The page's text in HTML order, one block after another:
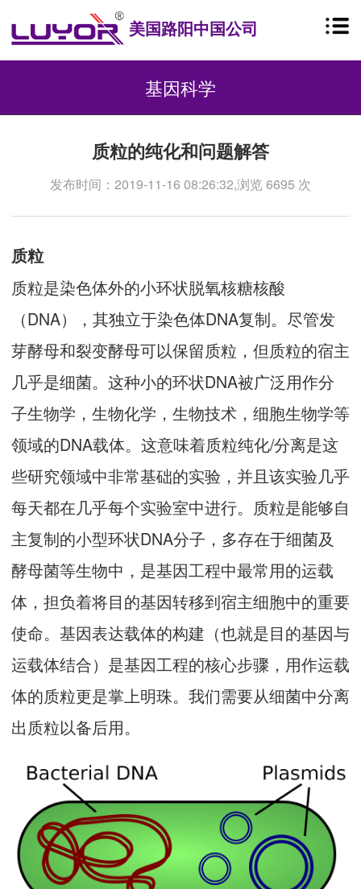
美国路阳中国公司
基因科学
质粒的纯化和问题解答
发布时间：2019-11-16 08:26:32,浏览 6695 次
质粒
质粒是染色体外的小环状脱氧核糖核酸
（DNA），其独立于染色体DNA复制。尽管发
芽酵母和裂变酵母可以保留质粒，但质粒的宿主
几乎是细菌。这种小的环状DNA被广泛用作分
子生物学，生物化学，生物技术，细胞生物学等
领域的DNA载体。这意味着质粒纯化/分离是这
些研究领域中非常基础的实验，并且该实验几乎
每天都在几乎每个实验室中进行。质粒是能够自
主复制的小型环状DNA分子，多存在于细菌及
酵母菌等生物中，是基因工程中最常用的运载
体，担负着将目的基因转移到宿主细胞中的重要
使命。基因表达载体的构建（也就是目的基因与
运载体结合）是基因工程的核心步骤，用作运载
体的质粒更是掌上明珠。我们需要从细菌中分离
出质粒以备后用。